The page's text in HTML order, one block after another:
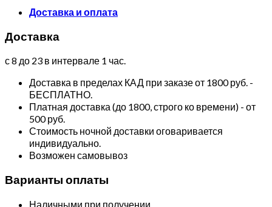
Доставка и оплата
Доставка
с 8 до 23 в интервале 1 час.
Доставка в пределах КАД при заказе от 1800 руб. -
БЕСПЛАТНО.
Платная доставка (до 1800, строго ко времени) - от
500 руб.
Стоимость ночной доставки оговаривается
индивидуально.
Возможен самовывоз
Варианты оплаты
Наличными при получении